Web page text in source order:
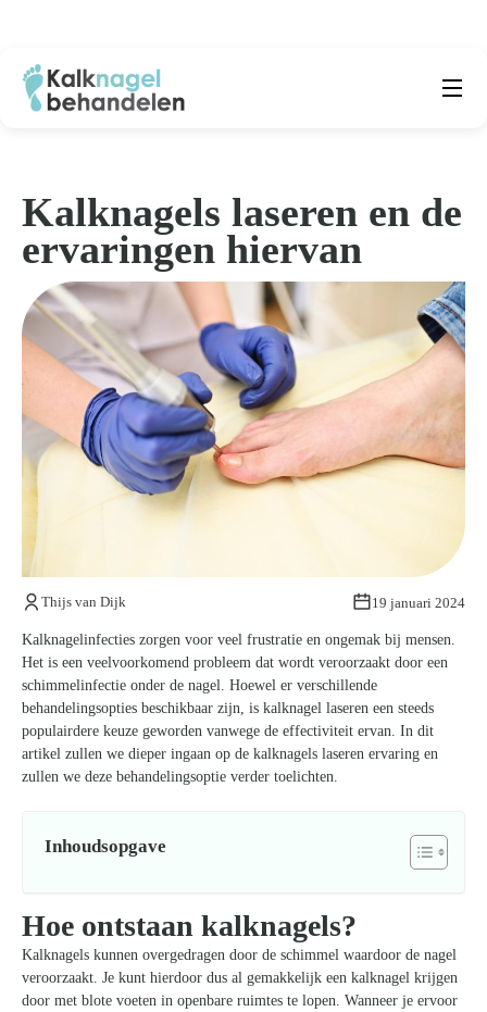
Middelen kalknagels
Reviews
Kennisbank
Over ons
Kom van je kalknagels af
Kalknagels laseren en de
ervaringen hiervan
Thijs van Dijk 19 januari 2024
Kalknagelinfecties zorgen voor veel frustratie en ongemak bij mensen.
Het is een veelvoorkomend probleem dat wordt veroorzaakt door een
schimmelinfectie onder de nagel. Hoewel er verschillende
behandelingsopties beschikbaar zijn, is kalknagel laseren een steeds
populairdere keuze geworden vanwege de effectiviteit ervan. In dit
artikel zullen we dieper ingaan op de kalknagels laseren ervaring en
zullen we deze behandelingsoptie verder toelichten.
Inhoudsopgave
Hoe ontstaan kalknagels?
Kalknagels kunnen overgedragen door de schimmel waardoor de nagel
veroorzaakt. Je kunt hierdoor dus al gemakkelijk een kalknagel krijgen
door met blote voeten in openbare ruimtes te lopen. Wanneer je ervoor